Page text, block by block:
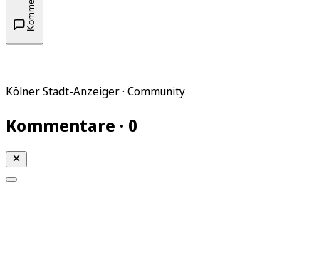
Kölner Stadt-Anzeiger · Community
Kommentare · 0